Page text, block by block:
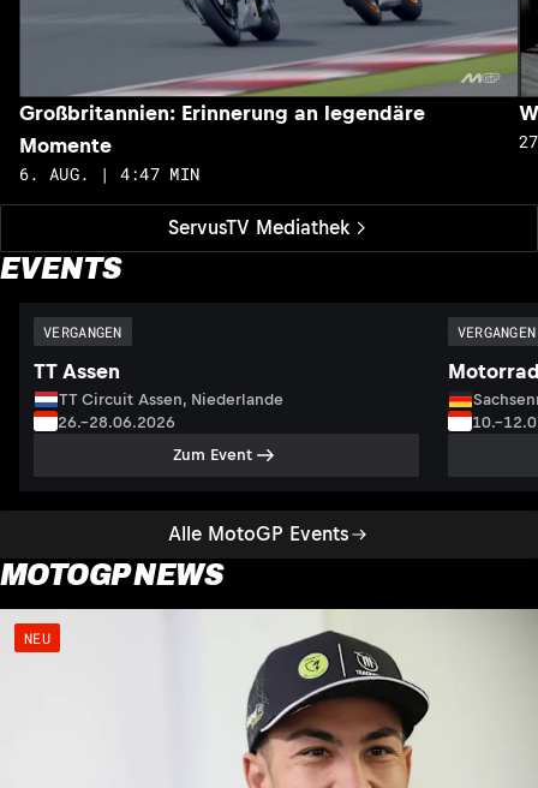
ServusTV Mediathek
Großbritannien: Erinnerung an legendäre
Momente
6. AUG. | 4:47 MIN
EVENTS
Alle MotoGP Events
VERGANGEN
TT Assen
TT Circuit Assen, Niederlande
26.–28.06.2026
Zum Event
VERGANGEN
MOTOGP NEWS
NEU